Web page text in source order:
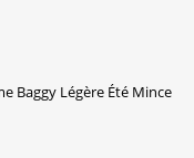
Baggy Légère Été Mince